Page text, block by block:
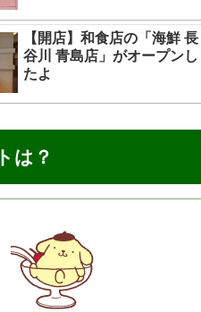
【開店】和食店の「海鮮 長
谷川 青島店」がオープンし
たよ
は？